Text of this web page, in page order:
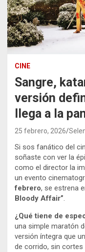
CINE
Sangre,
versión
llega a la
25 febrero, 2026
Si sos fanático del
soñaste con ver la
como el director la
un evento
febrero, se estrena
Bloody Affair”.
¿Qué tiene de
una simple maratón
versión íntegra que
de corrido, sin